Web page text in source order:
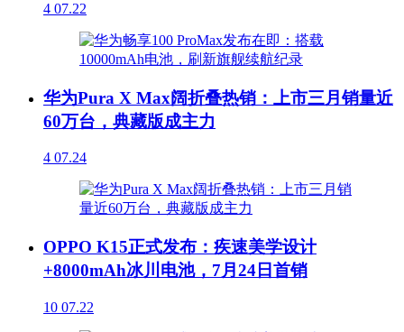
4 07.22
华为Pura X Max阔折叠热销：上市三月销量近
60万台，典藏版成主力
4 07.24
OPPO K15正式发布：疾速美学设计
+8000mAh冰川电池，7月24日首销
10 07.22